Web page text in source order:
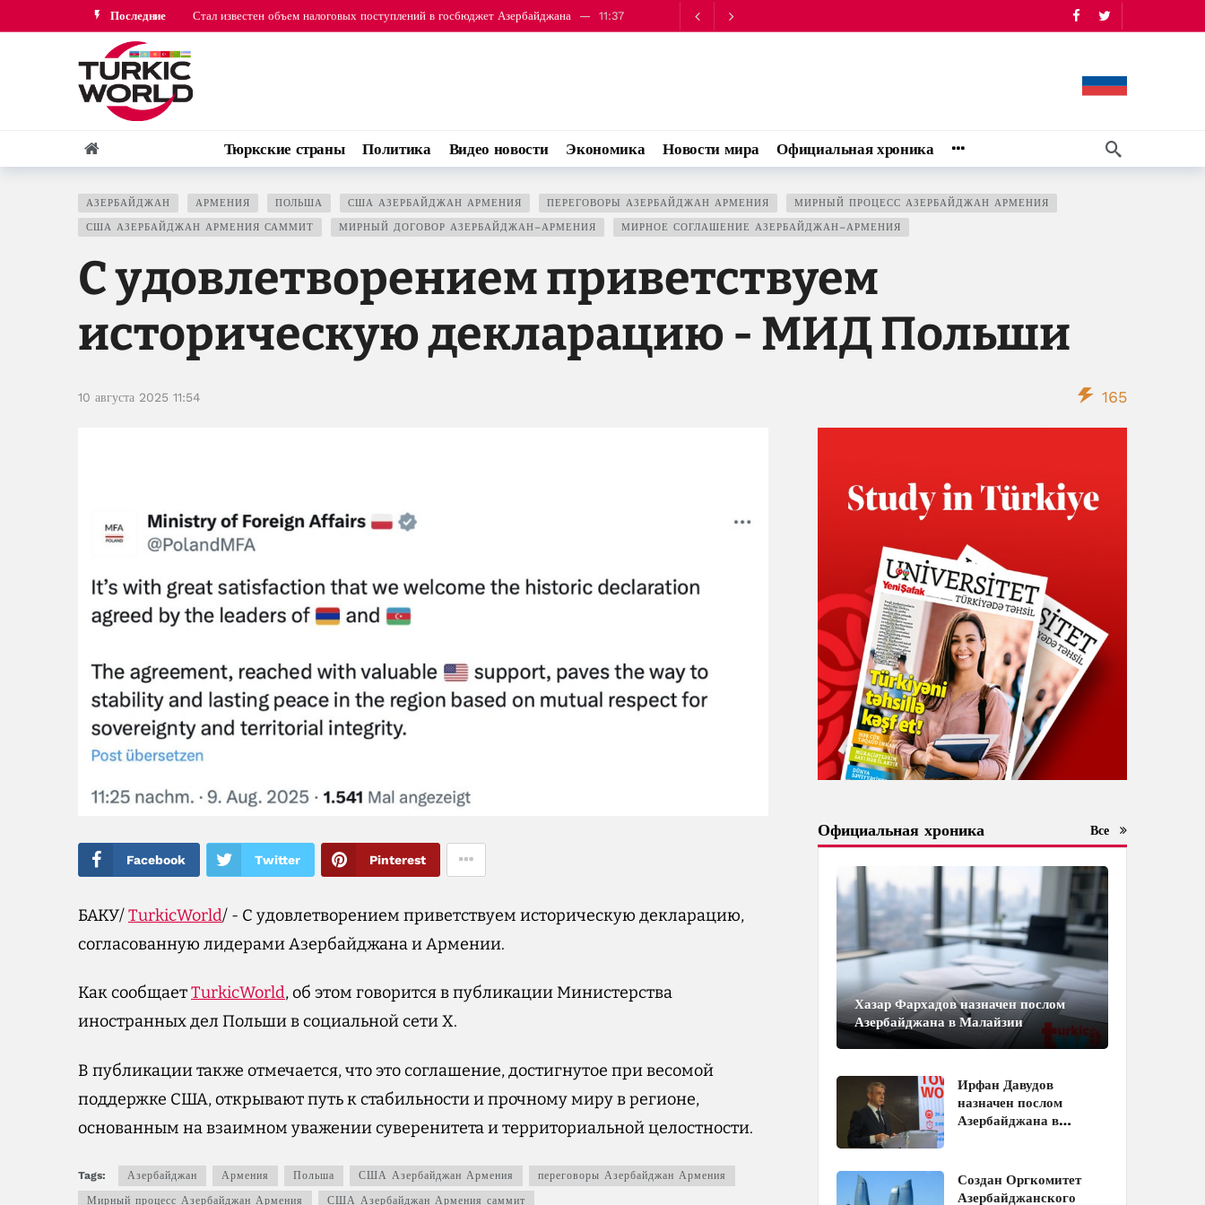
Последние Стал известен объем налоговых поступлений в госбюджет Азербайджана 11:37
Тюркские страны Политика Видео новости Экономика Новости мира Официальная хроника
АЗЕРБАЙДЖАН АРМЕНИЯ ПОЛЬША США АЗЕРБАЙДЖАН АРМЕНИЯ ПЕРЕГОВОРЫ АЗЕРБАЙДЖАН АРМЕНИЯ МИРНЫЙ ПРОЦЕСС АЗЕРБАЙДЖАН АРМЕНИЯ
США АЗЕРБАЙДЖАН АРМЕНИЯ САММИТ МИРНЫЙ ДОГОВОР АЗЕРБАЙДЖАН–АРМЕНИЯ МИРНОЕ СОГЛАШЕНИЕ АЗЕРБАЙДЖАН–АРМЕНИЯ
С удовлетворением приветствуем
историческую декларацию - МИД Польши
10 августа 2025 11:54 165
Facebook Twitter Pinterest
БАКУ/TurkicWorld/ - С удовлетворением приветствуем историческую декларацию,
согласованную лидерами Азербайджана и Армении.
Как сообщаетTurkicWorld, об этом говорится в публикации Министерства
иностранных дел Польши в социальной сети X.
В публикации также отмечается, что это соглашение, достигнутое при весомой
поддержке США, открывают путь к стабильности и прочному миру в регионе,
основанным на взаимном уважении суверенитета и территориальной целостности.
Tags: Азербайджан Армения Польша США Азербайджан Армения
переговоры Азербайджан Армения
Мирный процесс Азербайджан Армения
США Азербайджан Армения саммит
Официальная хроника Все
Хазар Фархадов назначен послом
Азербайджана в Малайзии
Ирфан Давудов
назначен послом
Азербайджана в
Создан Оргкомитет
Азербайджанского